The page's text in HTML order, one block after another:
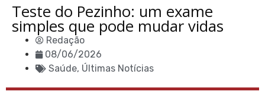
Teste do Pezinho: um exame
simples que pode mudar vidas
Redação
08/06/2026
Saúde, Últimas Notícias